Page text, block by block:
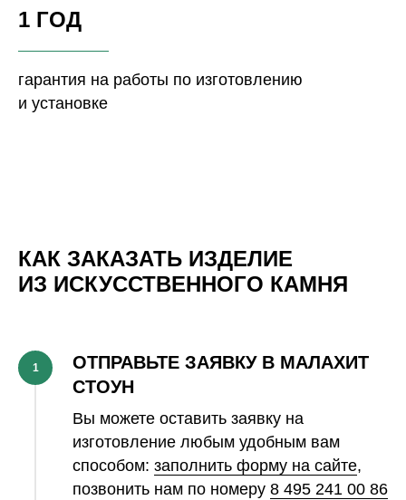
1 ГОД
гарантия на работы по изготовлению
и установке
КАК ЗАКАЗАТЬ ИЗДЕЛИЕ
ИЗ ИСКУССТВЕННОГО КАМНЯ
1
ОТПРАВЬТЕ ЗАЯВКУ В МАЛАХИТ
СТОУН
Вы можете оставить заявку на
изготовление любым удобным вам
способом: заполнить форму на сайте,
позвонить нам по номеру 8 495 241 00 86